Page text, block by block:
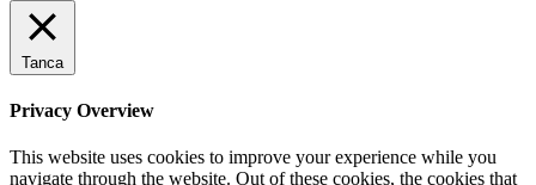
Tanca
Privacy Overview
This website uses cookies to improve your experience while you
navigate through the website. Out of these cookies, the cookies that